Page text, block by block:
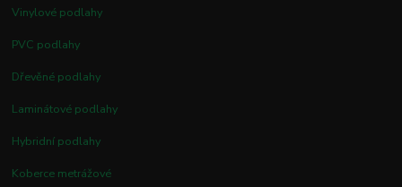
Vinylové podlahy
PVC podlahy
Dřevěné podlahy
Laminátové podlahy
Hybridní podlahy
Koberce metrážové